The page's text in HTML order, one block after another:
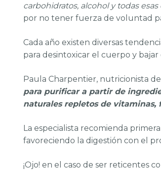
carbohidratos, alcohol y todas
por no tener fuerza de voluntad
Cada año existen diversas
para desintoxicar el cuerpo y bajar
Paula Charpentier, nutricionista
para purificar a partir de
naturales repletos de vitaminas,
La especialista recomienda
favoreciendo la digestión con el
¡Ojo! en el caso de ser reticentes